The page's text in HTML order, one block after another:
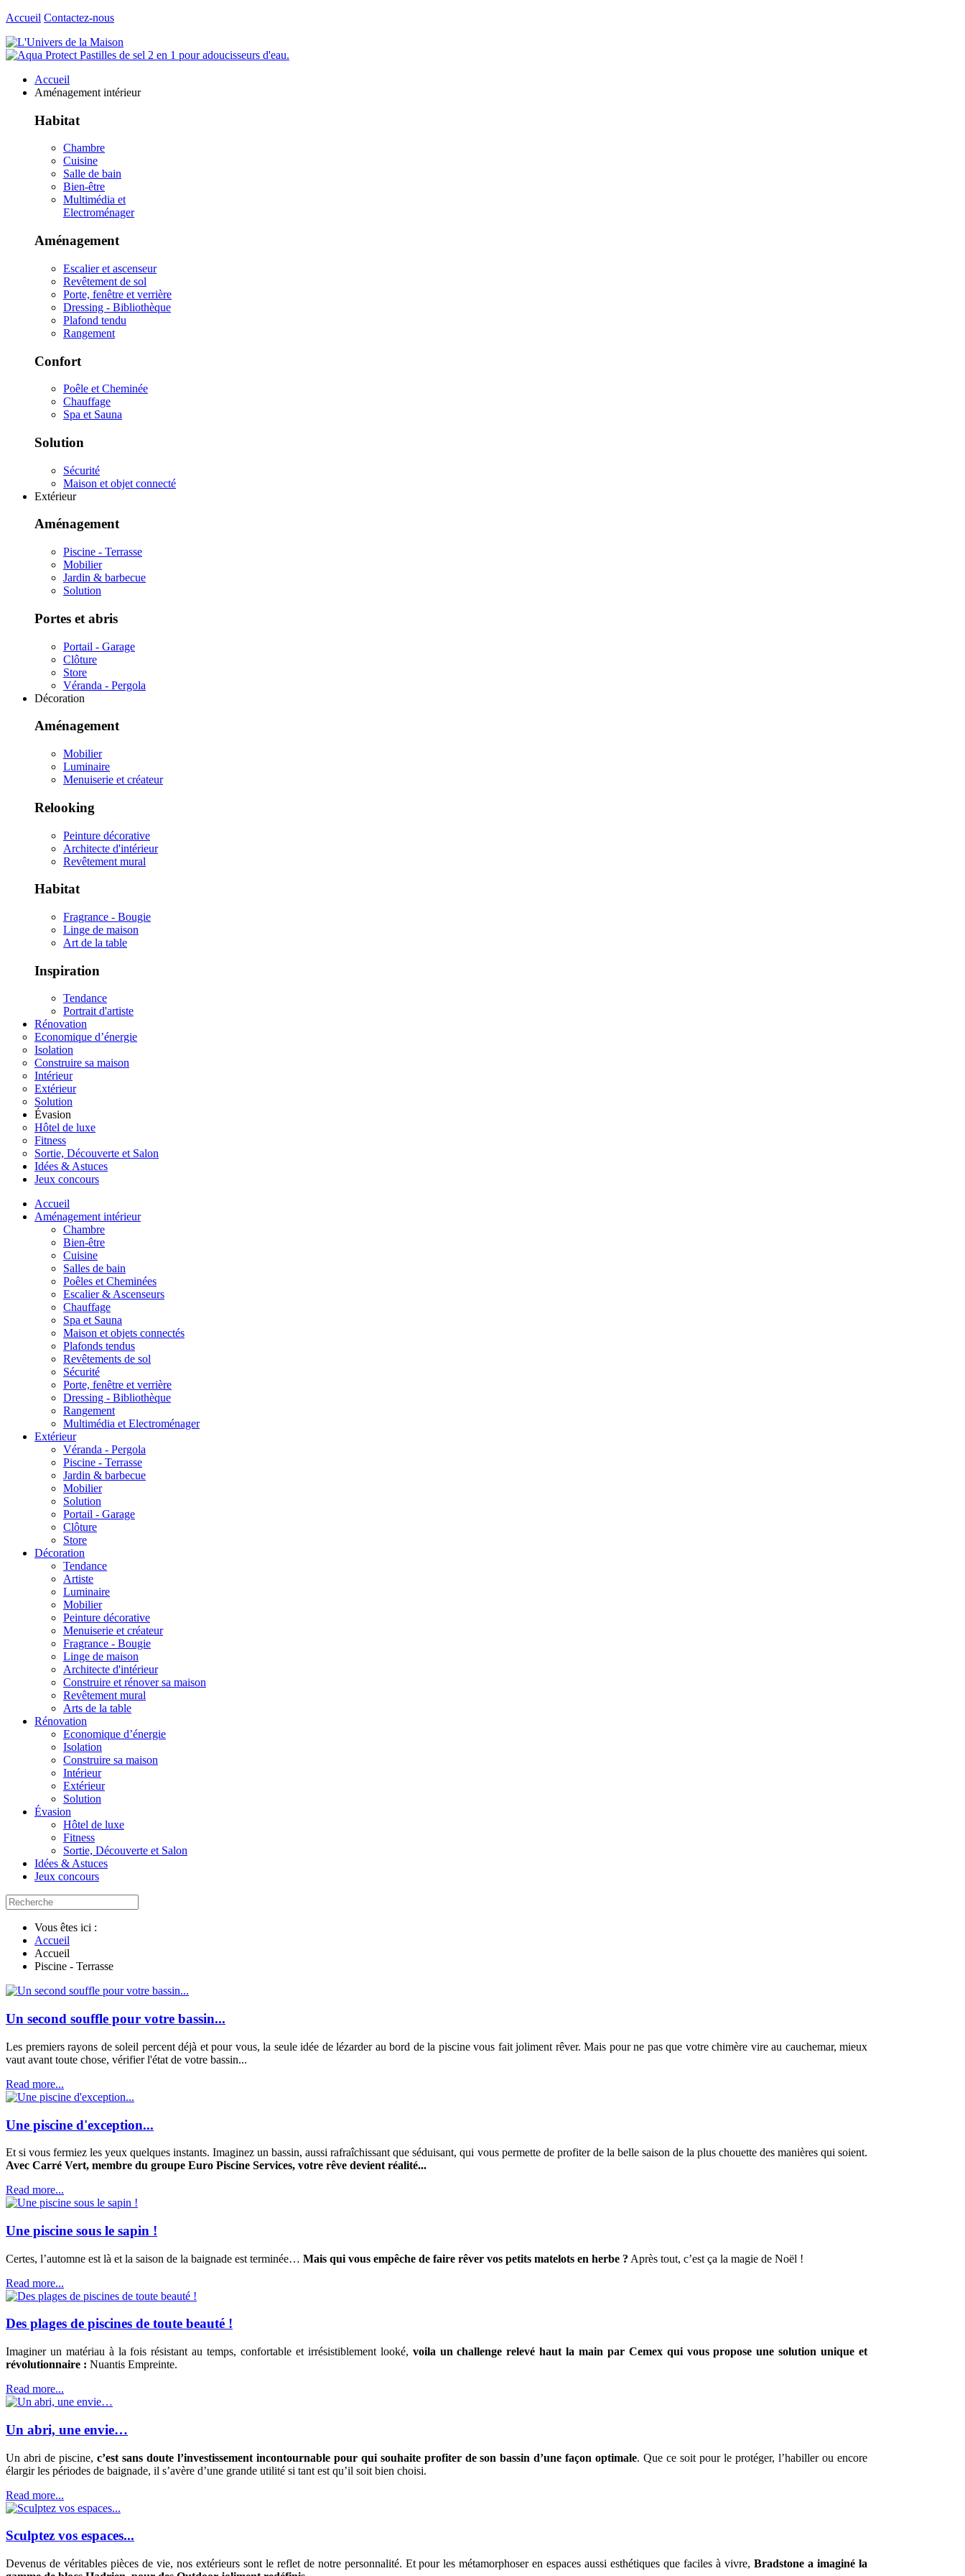
Accueil Contactez-nous
Accueil
Aménagement intérieur
Habitat
Chambre
Cuisine
Salle de bain
Bien-être
Multimédia et
Electroménager
Aménagement
Escalier et ascenseur
Revêtement de sol
Porte, fenêtre et verrière
Dressing - Bibliothèque
Plafond tendu
Rangement
Confort
Poêle et Cheminée
Chauffage
Spa et Sauna
Solution
Sécurité
Maison et objet connecté
Extérieur
Aménagement
Piscine - Terrasse
Mobilier
Jardin & barbecue
Solution
Portes et abris
Portail - Garage
Clôture
Store
Véranda - Pergola
Décoration
Aménagement
Mobilier
Luminaire
Menuiserie et créateur
Relooking
Peinture décorative
Architecte d'intérieur
Revêtement mural
Habitat
Fragrance - Bougie
Linge de maison
Art de la table
Inspiration
Tendance
Portrait d'artiste
Rénovation
Economique d’énergie
Isolation
Construire sa maison
Intérieur
Extérieur
Solution
Évasion
Hôtel de luxe
Fitness
Sortie, Découverte et Salon
Idées & Astuces
Jeux concours
Accueil
Aménagement intérieur
Chambre
Bien-être
Cuisine
Salles de bain
Poêles et Cheminées
Escalier & Ascenseurs
Chauffage
Spa et Sauna
Maison et objets connectés
Plafonds tendus
Revêtements de sol
Sécurité
Porte, fenêtre et verrière
Dressing - Bibliothèque
Rangement
Multimédia et Electroménager
Extérieur
Véranda - Pergola
Piscine - Terrasse
Jardin & barbecue
Mobilier
Solution
Portail - Garage
Clôture
Store
Décoration
Tendance
Artiste
Luminaire
Mobilier
Peinture décorative
Menuiserie et créateur
Fragrance - Bougie
Linge de maison
Architecte d'intérieur
Construire et rénover sa maison
Revêtement mural
Arts de la table
Rénovation
Economique d’énergie
Isolation
Construire sa maison
Intérieur
Extérieur
Solution
Évasion
Hôtel de luxe
Fitness
Sortie, Découverte et Salon
Idées & Astuces
Jeux concours
Vous êtes ici :
Accueil
Accueil
Piscine - Terrasse
Un second souffle pour votre bassin...
Les premiers rayons de soleil percent déjà et pour vous, la seule idée de lézarder au bord de la piscine vous fait joliment rêver. Mais pour ne pas que votre chimère vire au cauchemar, mieux
vaut avant toute chose, vérifier l'état de votre bassin...
Read more...
Une piscine d'exception...
Et si vous fermiez les yeux quelques instants. Imaginez un bassin, aussi rafraîchissant que séduisant, qui vous permette de profiter de la belle saison de la plus chouette des manières qui soient.
Avec Carré Vert, membre du groupe Euro Piscine Services, votre rêve devient réalité...
Read more...
Une piscine sous le sapin !
Certes, l’automne est là et la saison de la baignade est terminée… Mais qui vous empêche de faire rêver vos petits matelots en herbe ? Après tout, c’est ça la magie de Noël !
Read more...
Des plages de piscines de toute beauté !
Imaginer un matériau à la fois résistant au temps, confortable et irrésistiblement looké, voila un challenge relevé haut la main par Cemex qui vous propose une solution unique et
révolutionnaire : Nuantis Empreinte.
Read more...
Un abri, une envie…
Un abri de piscine, c’est sans doute l’investissement incontournable pour qui souhaite profiter de son bassin d’une façon optimale. Que ce soit pour le protéger, l’habiller ou encore
élargir les périodes de baignade, il s’avère d’une grande utilité si tant est qu’il soit bien choisi.
Read more...
Sculptez vos espaces...
Devenus de véritables pièces de vie, nos extérieurs sont le reflet de notre personnalité. Et pour les métamorphoser en espaces aussi esthétiques que faciles à vivre,Bradstone a imaginé la